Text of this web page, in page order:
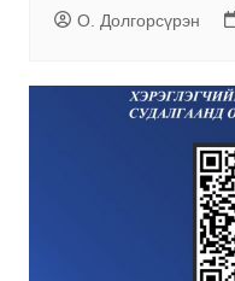
О. Долгорсүрэн